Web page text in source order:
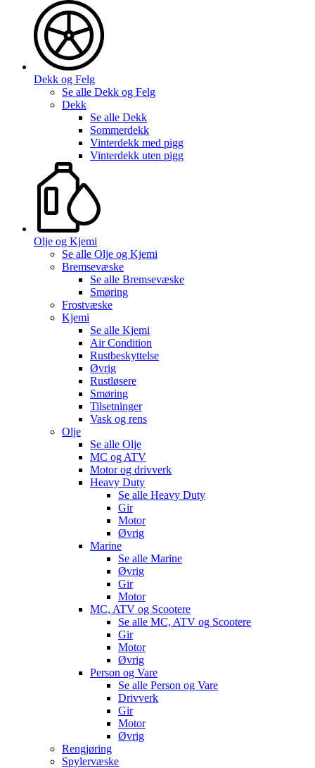
Dekk og Felg
Se alle Dekk og Felg
Dekk
Se alle Dekk
Sommerdekk
Vinterdekk med pigg
Vinterdekk uten pigg
Olje og Kjemi
Se alle Olje og Kjemi
Bremsevæske
Se alle Bremsevæske
Smøring
Frostvæske
Kjemi
Se alle Kjemi
Air Condition
Rustbeskyttelse
Øvrig
Rustløsere
Smøring
Tilsetninger
Vask og rens
Olje
Se alle Olje
MC og ATV
Motor og drivverk
Heavy Duty
Se alle Heavy Duty
Gir
Motor
Øvrig
Marine
Se alle Marine
Øvrig
Gir
Motor
MC, ATV og Scootere
Se alle MC, ATV og Scootere
Gir
Motor
Øvrig
Person og Vare
Se alle Person og Vare
Drivverk
Gir
Motor
Øvrig
Rengjøring
Spylervæske